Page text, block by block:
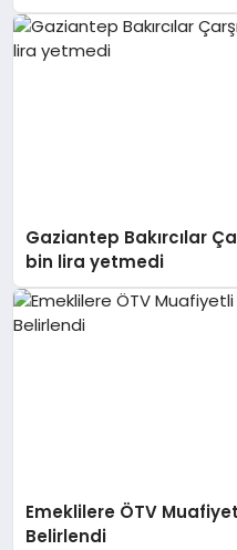
Gaziantep Bakırcılar
bin lira yetmedi
Emeklilere ÖTV
Belirlendi